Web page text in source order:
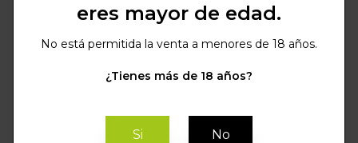
eres mayor de edad.
No está permitida la venta a menores de 18 años.
¿Tienes más de 18 años?
Si No